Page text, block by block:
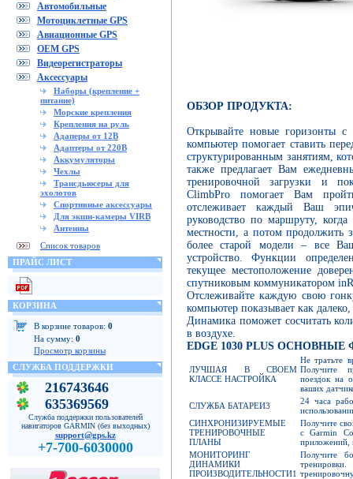
Автомобильные
Мотоциклетные GPS
Авиационные GPS
OEM GPS
Видеорегистраторы
Аксессуары
Наборы (крепление +
питание)
Морские крепления
Крепления на руль
Адаперы от 12В
Адаптеры от 220В
Аккумуляторы
Чехлы
Трансдьюсеры для
эхолотов
Спортивные аксессуары
Для экшн-камеры VIRB
Антенны
Список товаров
ПРАЙС ЛИСТ
КОРЗИНА
В корзине товаров: 0
На сумму: 0
Просмотр корзины
СЛУЖБА ПОДДЕРЖКИ
216743646
635369569
Служба поддержки пользователей
навигаторов GARMIN (без выходных)
support@gps.kz
+7-700-6030000
ОБЗОР ПРОДУКТА:
Открывайте новые горизонты
компьютер помогает ставить
структурированным занятиям,
также предлагает Вам
тренировочной загрузки и
ClimbPro помогает Вам
отслеживает каждый Ваш
руководство по маршруту, когда
местности, а потом продолжить
более старой модели – все
устройство. Функции
текущее местоположение
спутниковым коммуникатором
Отслеживайте каждую свою
компьютер показывает как
Динамика поможет сосчитать
в воздухе.
EDGE 1030 PLUS
ЛУЧШАЯ В СВОЕМ
КЛАССЕ НАСТРОЙКА
Не тратьте
Получите
поездок на
ваших
СЛУЖБА БАТАРЕИ3
24 часа
СИНХРОНИЗИРУЕМЫЕ
ТРЕНИРОВОЧНЫЕ
ПЛАНЫ
Получите
с Garmin
приложений,
МОНИТОРИНГ
ДИНАМИКИ
ПРОИЗВОДИТЕЛЬНОСТИ1
Получите